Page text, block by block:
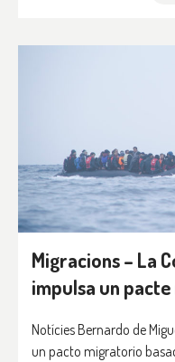
Migracions – La
impulsa un
Notícies Bernardo de
un pacto migratorio